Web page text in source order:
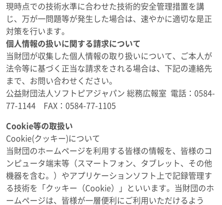
現時点での技術水準に合わせた技術的安全管理措置を講
じ、万が一問題等が発生した場合は、速やかに適切な是正
対策を行います。
個人情報の扱いに関する請求について
当財団が収集した個人情報の取り扱いについて、ご本人が
法令等に基づく正当な請求をされる場合は、下記の連絡先
まで、お問い合わせください。
公益財団法人ソフトピアジャパン 総務広報室 電話：0584-
77-1144 FAX：0584-77-1105
Cookie等の取扱い
Cookie(クッキー)について
当財団のホームページを利用する皆様の情報を、皆様のコ
ンピュータ端末等（スマートフォン、タブレット、その他
機器を含む。）やアプリケーションソフト上で記録管理す
る技術を「クッキー（Cookie）」といいます。当財団のホ
ームページは、皆様が一層便利にご利用いただけるよう